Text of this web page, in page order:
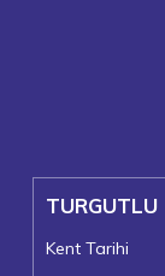
TURGUTLU
Kent Tarihi